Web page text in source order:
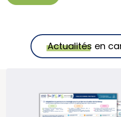
Actualités en